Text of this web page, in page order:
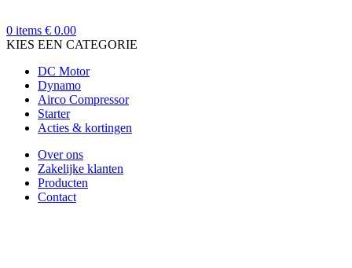
0 items € 0.00
KIES EEN CATEGORIE
DC Motor
Dynamo
Airco Compressor
Starter
Acties & kortingen
Over ons
Zakelijke klanten
Producten
Contact